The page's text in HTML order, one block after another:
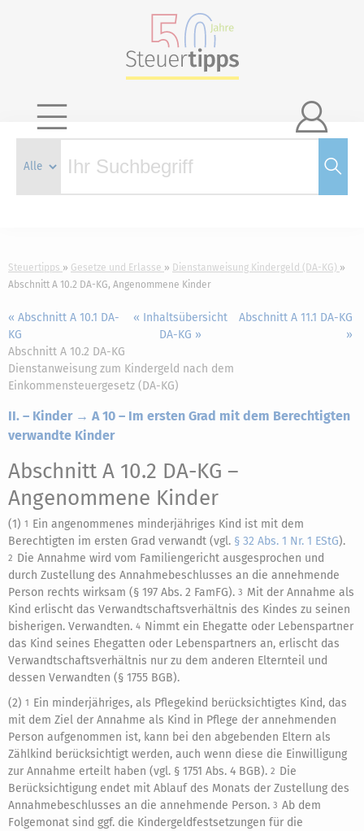

Steuertipps Gesetze und Erlasse
Dienstanweisung Kindergeld (DA-KG)
Abschnitt A 10.2 DA-KG, Angenommene Kinder
« Abschnitt A 10.1 DA-
KG
« Inhaltsübersicht
DA-KG »
Abschnitt A 11.1 DA-KG
»
Abschnitt A 10.2 DA-KG
Dienstanweisung zum Kindergeld nach dem
Einkommensteuergesetz (DA-KG)
II. – Kinder → A 10 – Im ersten Grad mit dem Berechtigten
verwandte Kinder
Abschnitt A 10.2 DA-KG –
Angenommene Kinder
(1) 1 Ein angenommenes minderjähriges Kind ist mit dem
Berechtigten im ersten Grad verwandt (vgl. § 32 Abs. 1 Nr. 1 EStG).
2 Die Annahme wird vom Familiengericht ausgesprochen und
durch Zustellung des Annahmebeschlusses an die annehmende
Person rechts wirksam (§ 197 Abs. 2 FamFG). 3 Mit der Annahme als
Kind erlischt das Verwandtschaftsverhältnis des Kindes zu seinen
bisherigen. Verwandten. 4 Nimmt ein Ehegatte oder Lebenspartner
das Kind seines Ehegatten oder Lebenspartners an, erlischt das
Verwandtschaftsverhältnis nur zu dem anderen Elternteil und
dessen Verwandten (§ 1755 BGB).
(2) 1 Ein minderjähriges, als Pflegekind berücksichtigtes Kind, das
mit dem Ziel der Annahme als Kind in Pflege der annehmenden
Person aufgenommen ist, kann bei den abgebenden Eltern als
Zählkind berücksichtigt werden, auch wenn diese die Einwilligung
zur Annahme erteilt haben (vgl. § 1751 Abs. 4 BGB). 2 Die
Berücksichtigung endet mit Ablauf des Monats der Zustellung des
Annahmebeschlusses an die annehmende Person. 3 Ab dem
Folgemonat sind ggf. die Kindergeldfestsetzungen für die